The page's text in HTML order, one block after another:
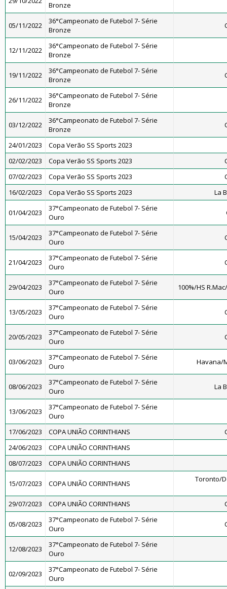
Bronze
05/11/2022
36°Campeonato de Futebol 7- Série
Bronze
12/11/2022
36°Campeonato de Futebol 7- Série
Bronze
19/11/2022
36°Campeonato de Futebol 7- Série
Bronze
26/11/2022
36°Campeonato de Futebol 7- Série
Bronze
03/12/2022
36°Campeonato de Futebol 7- Série
Bronze
24/01/2023
Copa Verão SS Sports 2023
02/02/2023
Copa Verão SS Sports 2023
07/02/2023
Copa Verão SS Sports 2023
16/02/2023
Copa Verão SS Sports 2023 La
01/04/2023
37°Campeonato de Futebol 7- Série
Ouro
15/04/2023
37°Campeonato de Futebol 7- Série
Ouro
21/04/2023
37°Campeonato de Futebol 7- Série
Ouro
29/04/2023
37°Campeonato de Futebol 7- Série
Ouro
100%/HS
13/05/2023
37°Campeonato de Futebol 7- Série
Ouro
20/05/2023
37°Campeonato de Futebol 7- Série
Ouro
03/06/2023
37°Campeonato de Futebol 7- Série
Ouro
Havana/
08/06/2023
37°Campeonato de Futebol 7- Série
Ouro
La
13/06/2023
37°Campeonato de Futebol 7- Série
Ouro
17/06/2023
COPA UNIÃO CORINTHIANS
24/06/2023
COPA UNIÃO CORINTHIANS
08/07/2023
COPA UNIÃO CORINTHIANS
15/07/2023 COPA UNIÃO CORINTHIANS Toronto/
29/07/2023 COPA UNIÃO CORINTHIANS
05/08/2023
37°Campeonato de Futebol 7- Série
Ouro
12/08/2023
37°Campeonato de Futebol 7- Série
Ouro
02/09/2023
37°Campeonato de Futebol 7- Série
Ouro